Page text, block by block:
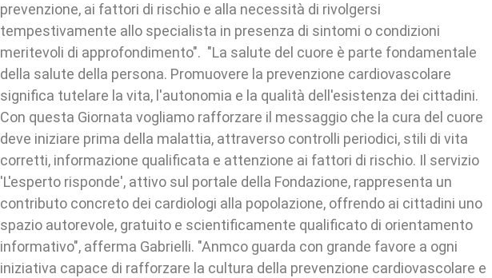
prevenzione, ai fattori di rischio e alla necessità di rivolgersi
tempestivamente allo specialista in presenza di sintomi o condizioni
meritevoli di approfondimento". "La salute del cuore è parte fondamentale
della salute della persona. Promuovere la prevenzione cardiovascolare
significa tutelare la vita, l'autonomia e la qualità dell'esistenza dei cittadini.
Con questa Giornata vogliamo rafforzare il messaggio che la cura del cuore
deve iniziare prima della malattia, attraverso controlli periodici, stili di vita
corretti, informazione qualificata e attenzione ai fattori di rischio. Il servizio
'L'esperto risponde', attivo sul portale della Fondazione, rappresenta un
contributo concreto dei cardiologi alla popolazione, offrendo ai cittadini uno
spazio autorevole, gratuito e scientificamente qualificato di orientamento
informativo", afferma Gabrielli. "Anmco guarda con grande favore a ogni
iniziativa capace di rafforzare la cultura della prevenzione cardiovascolare e